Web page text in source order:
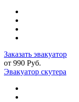
Заказать эвакуатор
от 990 Руб.
Эвакуатор скутера